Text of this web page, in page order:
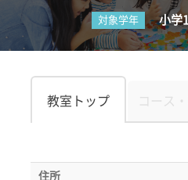
対象学年 小学
教室トップ コース
住所